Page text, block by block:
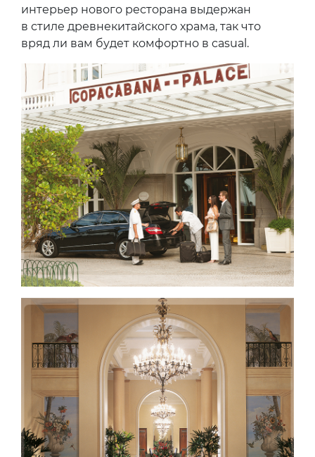
интерьер нового ресторана выдержан
в стиле древнекитайского храма, так что
вряд ли вам будет комфортно в casual.